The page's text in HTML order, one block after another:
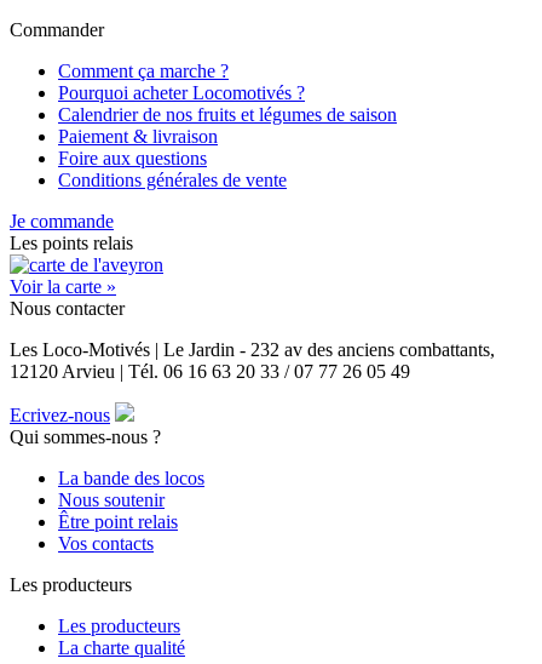
Commander
Comment ça marche ?
Pourquoi acheter Locomotivés ?
Calendrier de nos fruits et légumes de saison
Paiement & livraison
Foire aux questions
Conditions générales de vente
Je commande
Les points relais
Voir la carte »
Nous contacter
Les Loco-Motivés | Le Jardin - 232 av des anciens combattants,
12120 Arvieu | Tél. 06 16 63 20 33 / 07 77 26 05 49
Ecrivez-nous
Qui sommes-nous ?
La bande des locos
Nous soutenir
Être point relais
Vos contacts
Les producteurs
Les producteurs
La charte qualité